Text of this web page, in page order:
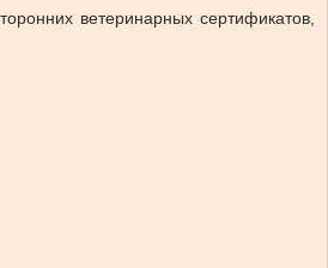
ветеринарных сертификатов,